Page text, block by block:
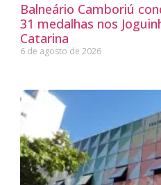
Balneário Camboriú
31 medalhas nos
Catarina
6 de agosto de 2026